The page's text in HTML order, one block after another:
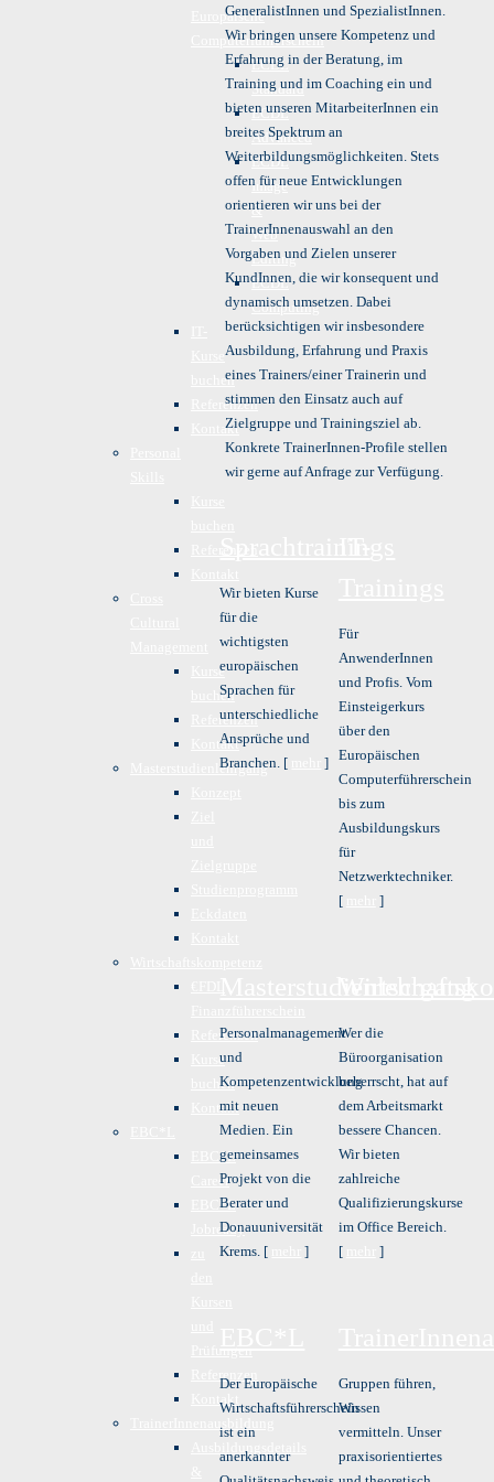
GeneralistInnen und SpezialistInnen.
Wir bringen unsere Kompetenz und
Erfahrung in der Beratung, im
Training und im Coaching ein und
bieten unseren MitarbeiterInnen ein
breites Spektrum an
Weiterbildungsmöglichkeiten. Stets
offen für neue Entwicklungen
orientieren wir uns bei der
TrainerInnenauswahl an den
Vorgaben und Zielen unserer
KundInnen, die wir konsequent und
dynamisch umsetzen. Dabei
berücksichtigen wir insbesondere
Ausbildung, Erfahrung und Praxis
eines Trainers/einer Trainerin und
stimmen den Einsatz auch auf
Zielgruppe und Trainingsziel ab.
Konkrete TrainerInnen-Profile stellen
wir gerne auf Anfrage zur Verfügung.
Wir bieten Kurse
für die
wichtigsten
europäischen
Sprachen für
unterschiedliche
Ansprüche und
Branchen. [
]
Für
AnwenderInnen
und Profis. Vom
Einsteigerkurs
über den
Europäischen
Computerführerschein
bis zum
Ausbildungskurs
für
Netzwerktechniker.
[
]
Personalmanagement
und
Kompetenzentwicklung
mit neuen
Medien. Ein
gemeinsames
Projekt von die
Berater und
Donauuniversität
Krems. [
]
Wer die
Büroorganisation
beherrscht, hat auf
dem Arbeitsmarkt
bessere Chancen.
Wir bieten
zahlreiche
Qualifizierungskurse
im Office Bereich.
[
]
Der Europäische
Wirtschaftsführerschein
ist ein
anerkannter
Gruppen führen,
Wissen
vermitteln. Unser
praxisorientiertes
Europäische
Computerführerschein
ECDL
Standard
ECDL
Advanced
ECDL
Image
&
Web
Editing
ECDL
Computing
buchen
Referenzen
Kontakt
Kurse
buchen
Referenzen
Kontakt
Masterstudienlehrgang
Referenzen
Kurse
buchen
Kontakt
EBC*L
Career
EBC*L
Jobready